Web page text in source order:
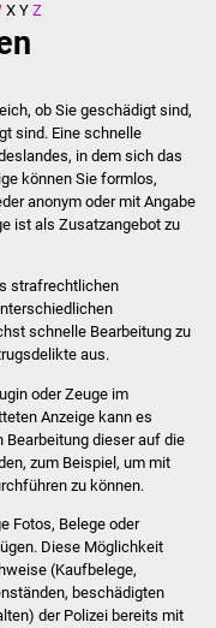
/ Bebauungspläne
2021
X Y Z
ob Sie geschädigt sind,
sind. Eine schnelle
in dem sich das
können Sie formlos,
anonym oder mit Angabe
ist als Zusatzangebot zu
strafrechtlichen
schnelle Bearbeitung zu
aus.
oder Zeuge im
Anzeige kann es
Bearbeitung dieser auf die
zum Beispiel, um mit
zu können.
Fotos, Belege oder
Diese Möglichkeit
(Kaufbelege,
beschädigten
der Polizei bereits mit